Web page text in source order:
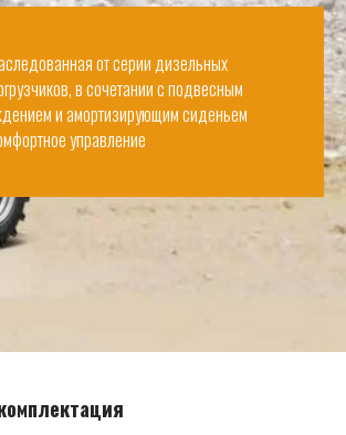
от серии дизельных
в сочетании с подвесным
и амортизирующим сиденьем
управление